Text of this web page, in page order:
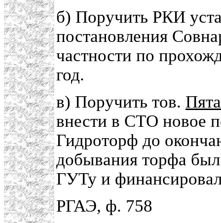
б) Поручить РКИ
постановления
частности по
год.
в) Поручить тов.
внести в СТО новое
Гидроторф до
добывания торфа
ГУТу и
РГАЭ, ф. 758